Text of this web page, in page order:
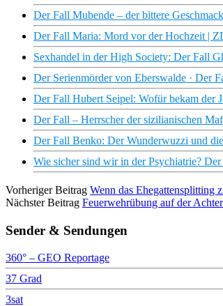
Der Fall Mubende – der bittere
Der Fall Maria: Mord vor der Hochzeit |
Sexhandel in der High Society: Der Fall
Der Serienmörder von Eberswalde · Der
Der Fall Hubert Seipel: Wofür bekam der
Der Fall – Herrscher der sizilianischen
Der Fall Benko: Der Wunderwuzzi und
Wie sicher sind wir in der Psychiatrie?
Vorheriger Beitrag Wenn das Ehegattensplitting
Nächster Beitrag Feuerwehrübung auf der
Sender & Sendungen
360° – GEO Reportage
37 Grad
3sat